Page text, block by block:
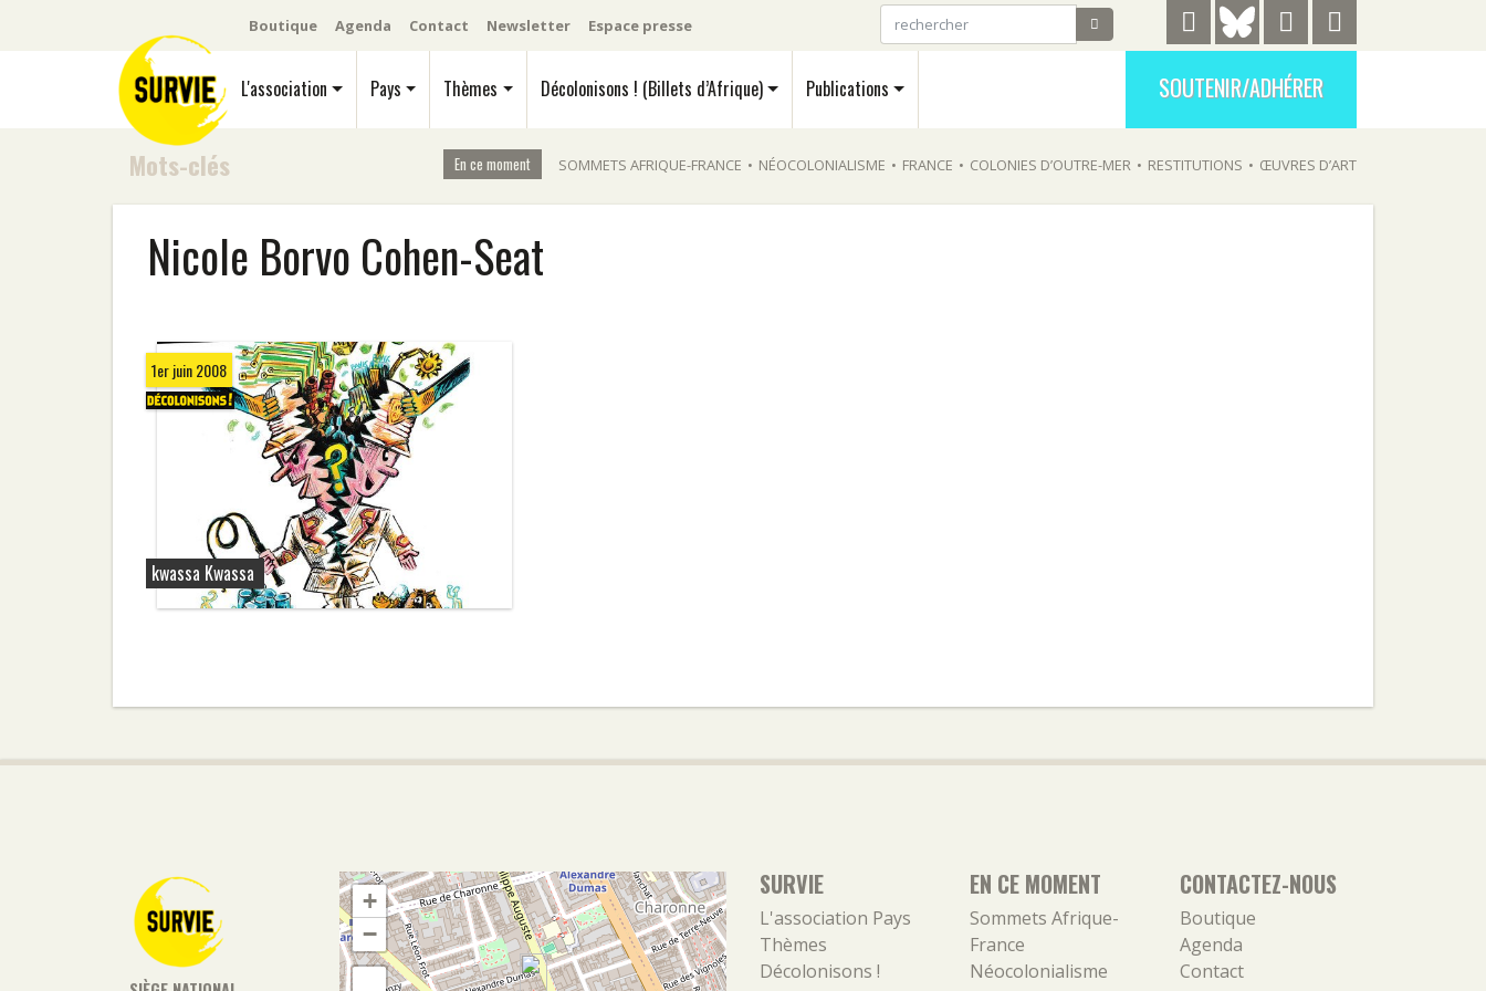
Boutique Agenda Contact Newsletter Espace presse
L'association Pays Thèmes Décolonisons ! (Billets d’Afrique) Publications SOUTENIR/ADHÉRER
Mots-clés En ce moment SOMMETS AFRIQUE-FRANCE • NÉOCOLONIALISME • FRANCE • COLONIES D’OUTRE-MER • RESTITUTIONS • ŒUVRES D’ART
Nicole Borvo Cohen-Seat
1er juin 2008
kwassa Kwassa
+
−
SURVIE
L'association Pays
Thèmes
Décolonisons !
EN CE MOMENT
Sommets Afrique-
France
Néocolonialisme
CONTACTEZ-NOUS
Boutique
Agenda
Contact